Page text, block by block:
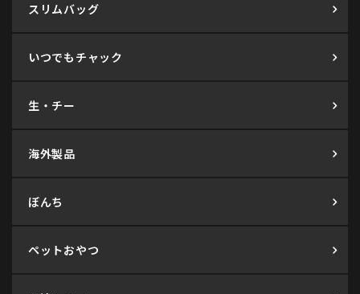
スリムバッグ
いつでもチャック
生・チー
海外製品
ぼんち
ペットおやつ